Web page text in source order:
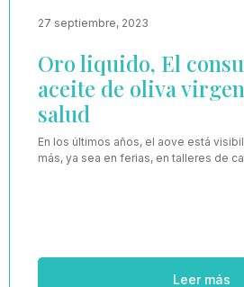
27 septiembre, 2023
Oro liquido, El
aceite de oliva
salud
En los últimos años, el aove está
más, ya sea en ferias, en talleres de
Leer más